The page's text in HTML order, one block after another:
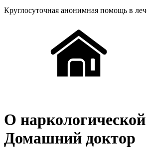
Круглосуточная анонимная помощь в
О
Домашний доктор